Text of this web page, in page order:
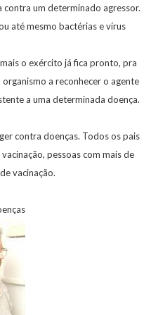
contra um determinado agressor.
até mesmo bactérias e vírus
o exército já fica pronto, pra
a reconhecer o agente
a uma determinada doença.
contra doenças. Todos os pais
pessoas com mais de
vacinação.